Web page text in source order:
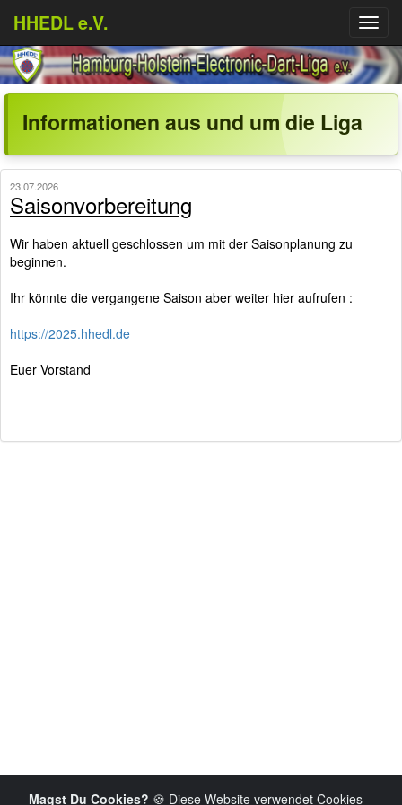
HHEDL e.V.
Menü
Informationen aus und um die Liga
23.07.2026
Saisonvorbereitung
Wir haben aktuell geschlossen um mit der Saisonplanung zu
beginnen.
Ihr könnte die vergangene Saison aber weiter hier aufrufen :
https://2025.hhedl.de
Euer Vorstand
Magst Du Cookies? 🍪 Diese Website verwendet Cookies –